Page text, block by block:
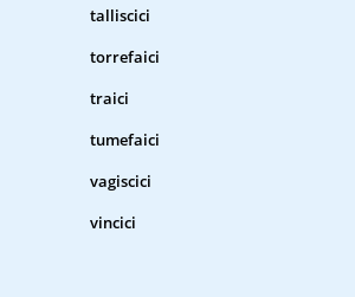
talliscici
torrefaici
traici
tumefaici
vagiscici
vincici